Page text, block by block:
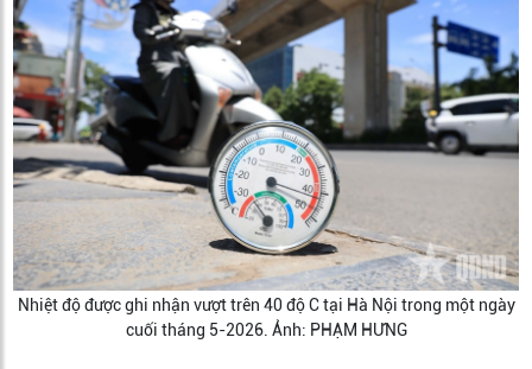
Nhiệt độ được ghi nhận vượt trên 40 độ C tại Hà Nội trong một ngày
cuối tháng 5-2026. Ảnh: PHẠM HƯNG